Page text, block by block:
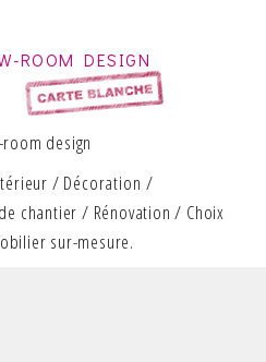
ROOM DESIGN
design
/ Décoration /
chantier / Rénovation / Choix
sur-mesure.